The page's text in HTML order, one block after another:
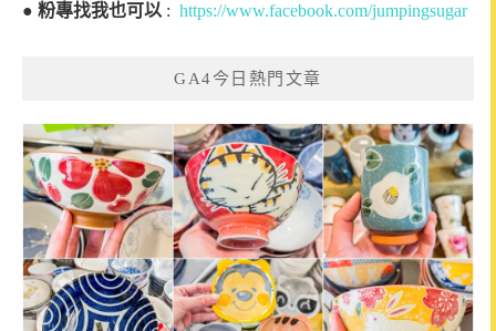
● 粉專找我也可以 : https://www.facebook.com/jumpingsugar
GA4今日熱門文章